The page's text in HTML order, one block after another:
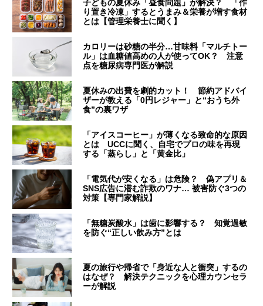
子どもの夏休み「昼食問題」が解決？ 「作
り置き冷凍」するとうまみ＆栄養が増す食材
とは【管理栄養士に聞く】
カロリーは砂糖の半分…甘味料「マルチトー
ル」は血糖値高めの人が使ってOK？ 注意
点を糖尿病専門医が解説
夏休みの出費を劇的カット！ 節約アドバイ
ザーが教える「0円レジャー」と“おうち外
食”の裏ワザ
「アイスコーヒー」が薄くなる致命的な原因
とは UCCに聞く、自宅でプロの味を再現
する「蒸らし」と「黄金比」
「電気代が安くなる」は危険？ 偽アプリ＆
SNS広告に潜む詐欺のワナ… 被害防ぐ3つの
対策【専門家解説】
「無糖炭酸水」は歯に影響する？ 知覚過敏
を防ぐ“正しい飲み方”とは
夏の旅行や帰省で「身近な人と衝突」するの
はなぜ？ 解決テクニックを心理カウンセラ
ーが解説